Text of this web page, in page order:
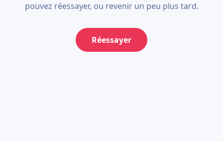
pouvez réessayer, ou revenir un peu plus tard.
Réessayer